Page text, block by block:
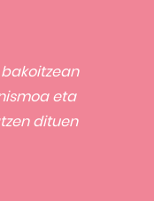
eta
dituen